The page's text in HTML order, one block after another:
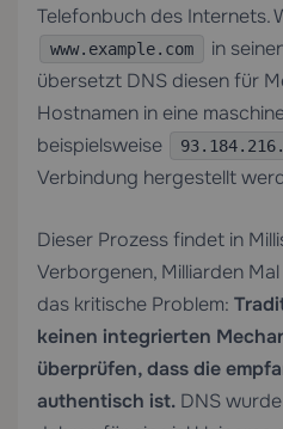
Telefonbuch des Internets.
www.example.com
in
übersetzt DNS diesen für
Hostnamen in eine
beispielsweise
Verbindung hergestellt
Dieser Prozess findet in
Verborgenen, Milliarden
das kritische Problem:
keinen integrierten
überprüfen, dass die
authentisch ist. DNS